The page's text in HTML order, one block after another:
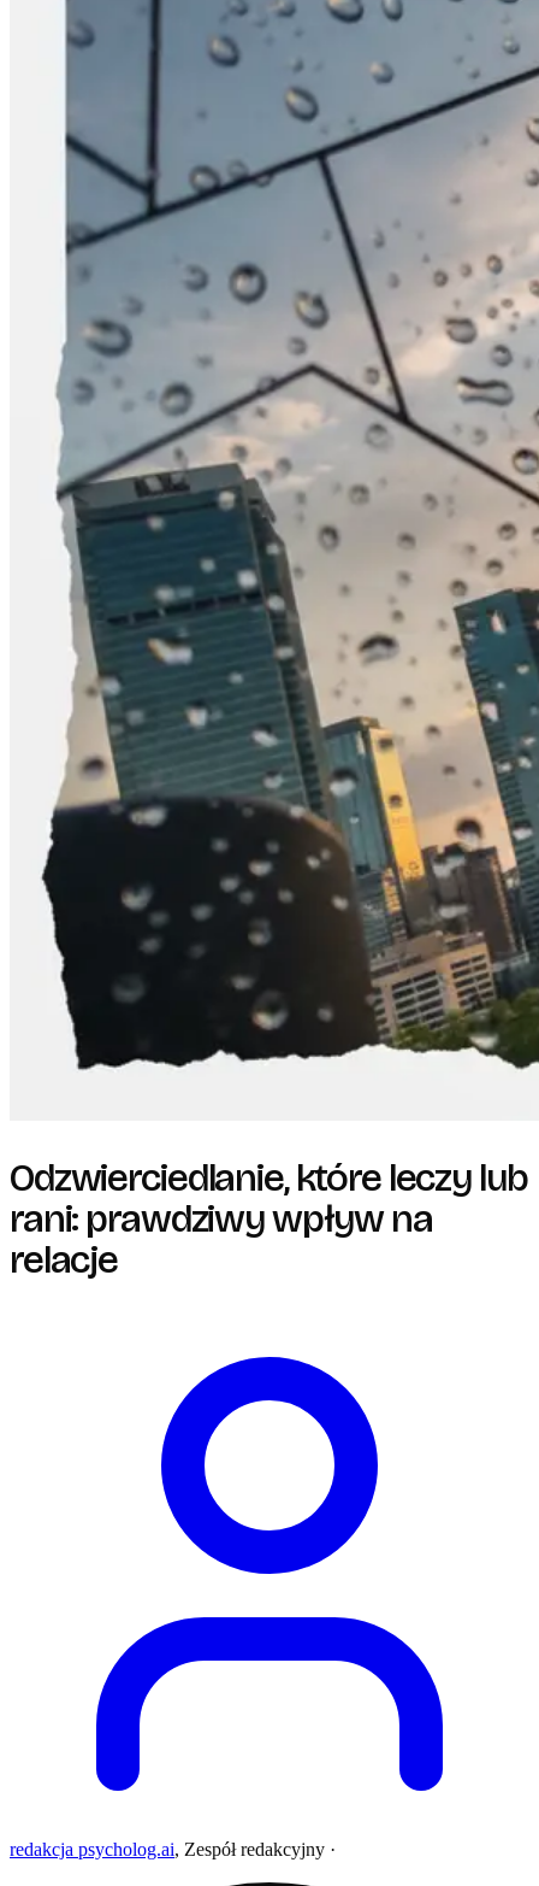
Odzwierciedlanie, które leczy lub
rani: prawdziwy wpływ na
relacje
redakcja psycholog.ai, Zespół redakcyjny ·